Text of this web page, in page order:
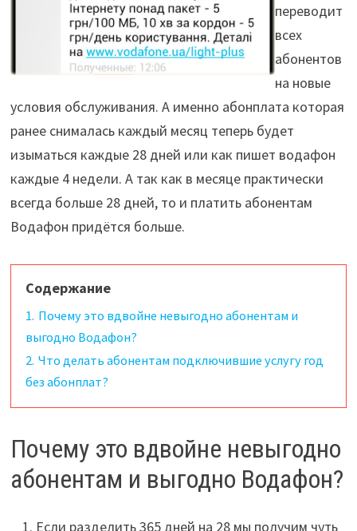
переводит
всех
абонентов
на новые
условия обслуживания. А именно абонплата которая
ранее снималась каждый месяц теперь будет
изыматься каждые 28 дней или как пишет водафон
каждые 4 недели. А так как в месяце практически
всегда больше 28 дней, то и платить абонентам
Водафон придётся больше.
Содержание
1. Почему это вдвойне невыгодно абонентам и
выгодно Водафон?
2. Что делать абонентам подключившие услугу год
без абонплат?
Почему это вдвойне невыгодно
абонентам и выгодно Водафон?
Если разделить 365 дней на 28 мы получим чуть